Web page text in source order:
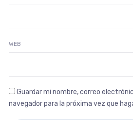
WEB
Guardar mi nombre, correo
navegador para la próxima vez que